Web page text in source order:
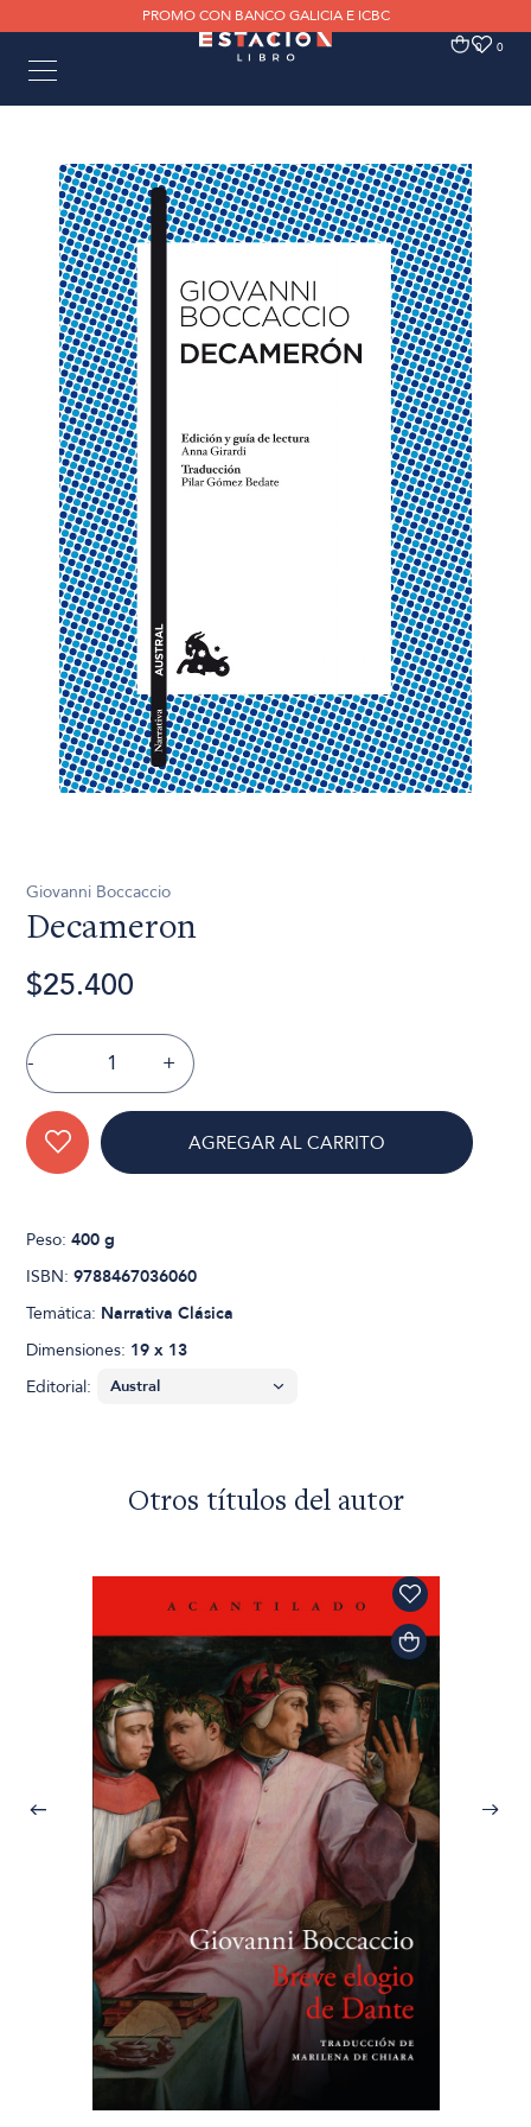
PROMO CON BANCO GALICIA E ICBC
0 0
Giovanni Boccaccio
Decameron
$25.400
- +
AGREGAR AL CARRITO
Peso:400 g
ISBN:9788467036060
Temática: Narrativa Clásica
Dimensiones: 19 x 13
Editorial:
Otros títulos del autor